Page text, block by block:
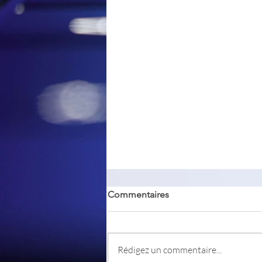
TrayBin
Commentaires
Rédigez un commentaire...